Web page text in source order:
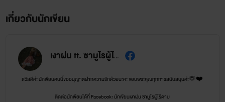
เกี่ยวกับนักเขียน
เงาฝน ft. ซามูไรผู้ไร้ดาบ
สวัสดีค่ะ นักเขียนคนนี้ขออนุญาตฝากความรักด้วยนะคะ ขอบพระคุณทุกการสนับสนุนค่ะ🫶❤️
ติดต่อนักเขียนได้ที่ Facebook: นักเขียนเงาฝน ซามูไรผู้ไร้ดาบ